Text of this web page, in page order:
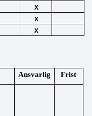
X
X
X
Ansvarlig Frist